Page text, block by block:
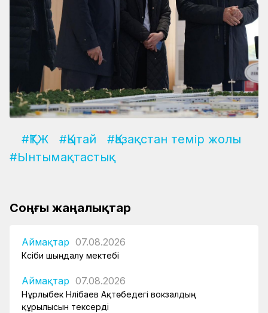
#ҚТЖ #Қытай
#Қазақстан темір жолы
#Ынтымақтастық
Соңғы жаңалықтар
Аймақтар 07.08.2026
Кәсіби шыңдалу мектебі
Аймақтар 07.08.2026
Нұрлыбек Нәлібаев Ақтөбедегі вокзалдың
құрылысын тексерді